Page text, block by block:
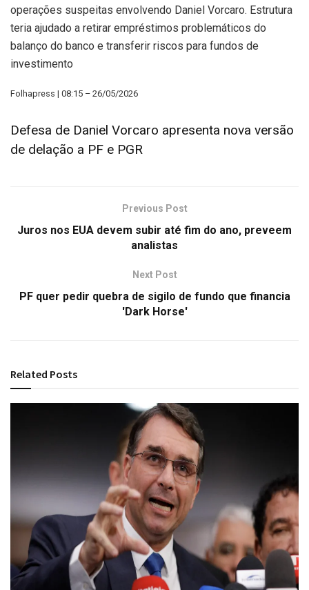
operações suspeitas envolvendo Daniel Vorcaro. Estrutura
teria ajudado a retirar empréstimos problemáticos do
balanço do banco e transferir riscos para fundos de
investimento
Folhapress | 08:15 – 26/05/2026
Defesa de Daniel Vorcaro apresenta nova versão
de delação a PF e PGR
Previous Post
Juros nos EUA devem subir até fim do ano, preveem
analistas
Next Post
PF quer pedir quebra de sigilo de fundo que financia
'Dark Horse'
Related Posts